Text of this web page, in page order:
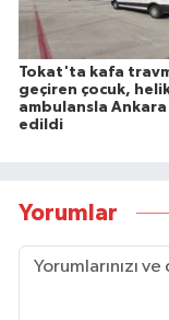
Tokat'ta kafa
geçiren çocuk,
ambulansla
edildi
Yorumlar